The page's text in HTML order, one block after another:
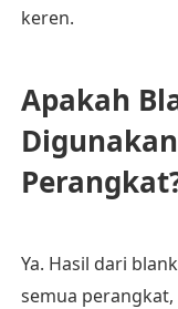
keren.
Apakah
Ya. Hasil dari
semua